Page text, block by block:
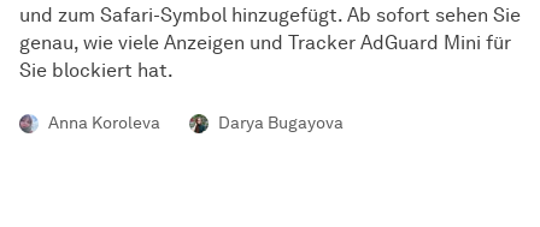
und zum Safari-Symbol hinzugefügt. Ab sofort sehen Sie
genau, wie viele Anzeigen und Tracker AdGuard Mini für
Sie blockiert hat.
Anna Koroleva Darya Bugayova